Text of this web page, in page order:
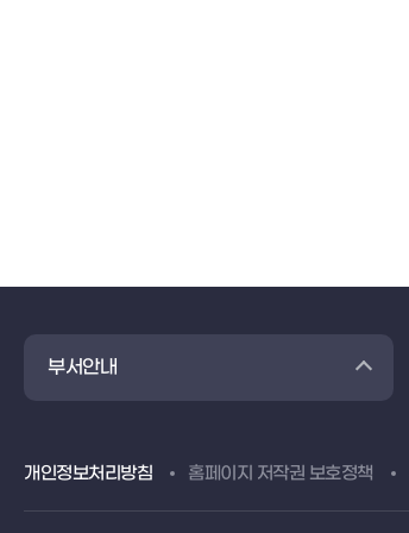
부서안내
개인정보처리방침 홈페이지 저작권 보호정책